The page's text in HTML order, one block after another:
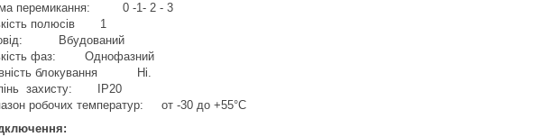
перемикання: 0 -1- 2 - 3
полюсів 1
Вбудований
фаз: Однофазний
блокування Ні.
захисту: IP20
робочих температур: от -30 до +55°С